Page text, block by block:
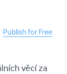
Publish for Free
věcí za